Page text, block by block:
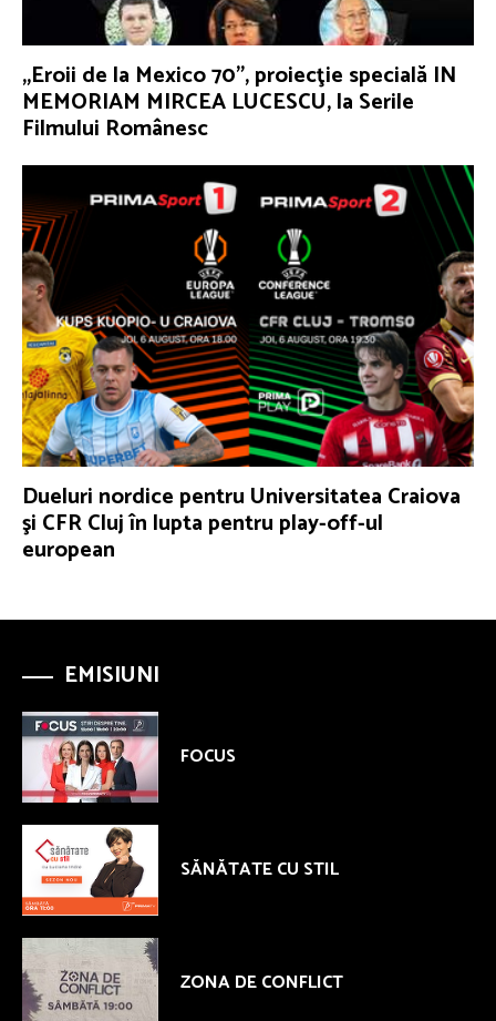
„Eroii de la Mexico 70”, proiecţie specială IN
MEMORIAM MIRCEA LUCESCU, la Serile
Filmului Românesc
Dueluri nordice pentru Universitatea Craiova
şi CFR Cluj în lupta pentru play-off-ul
european
EMISIUNI
FOCUS
SĂNĂTATE CU STIL
ZONA DE CONFLICT